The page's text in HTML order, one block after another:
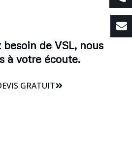
besoin de VSL, nous
à votre écoute.
GRATUIT